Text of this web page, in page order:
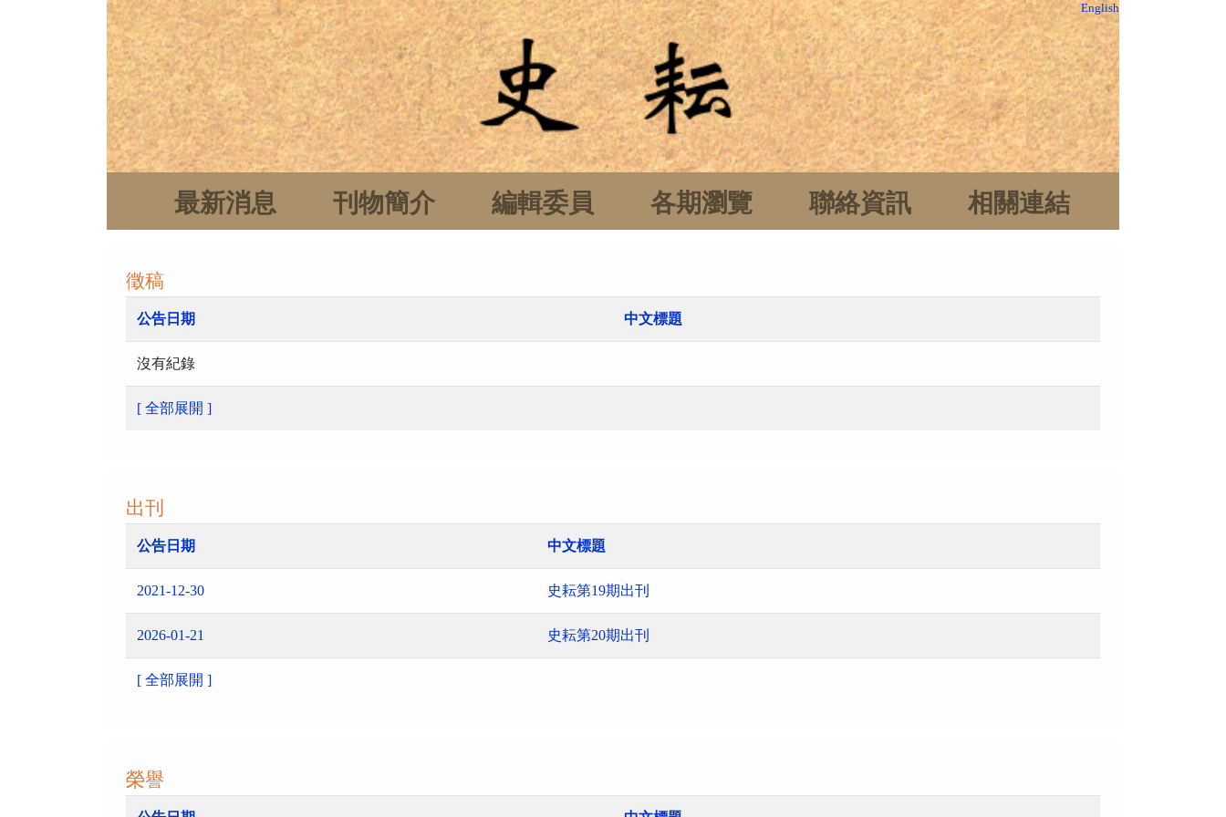
English
最新消息 刊物簡介 編輯委員 各期瀏覽 聯絡資訊 相關連結
徵稿
公告日期 中文標題
沒有紀錄
[ 全部展開 ]
出刊
公告日期 中文標題
2021-12-30 史耘第19期出刊
2026-01-21 史耘第20期出刊
[ 全部展開 ]
榮譽